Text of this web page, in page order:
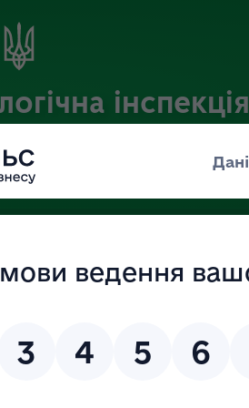
інспекція
екологічної інспекції України
та виявлення